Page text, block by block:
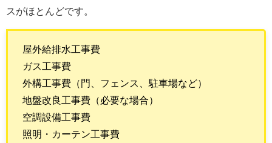
スがほとんどです。
屋外給排水工事費
ガス工事費
外構工事費（門、フェンス、駐車場など）
地盤改良工事費（必要な場合）
空調設備工事費
照明・カーテン工事費